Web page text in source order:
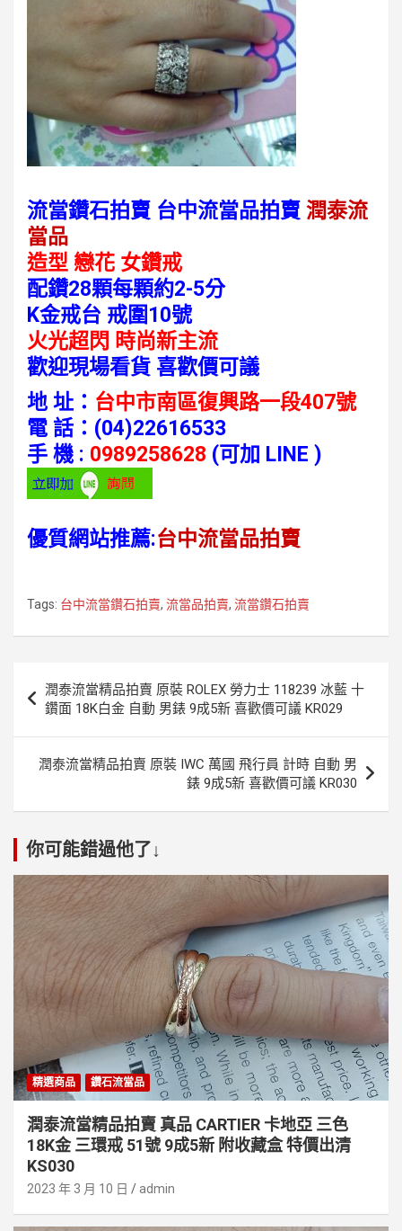
流當鑽石拍賣 台中流當品拍賣 潤泰流
當品
造型 戀花 女鑽戒
配鑽28顆每顆約2-5分
K金戒台 戒圍10號
火光超閃 時尚新主流
歡迎現場看貨 喜歡價可議
地 址： 台中市南區復興路一段407號
電 話： (04)22616533
手 機 : 0989258628 (可加 LINE )
優質網站推薦:台中流當品拍賣
Tags: 台中流當鑽石拍賣, 流當品拍賣, 流當鑽石拍賣
章
導
潤泰流當精品拍賣 原裝 ROLEX 勞力士 118239 冰藍 十
鑽面 18K白金 自動 男錶 9成5新 喜歡價可議 KR029
潤泰流當精品拍賣 原裝 IWC 萬國 飛行員 計時 自動 男
錶 9成5新 喜歡價可議 KR030
你可能錯過他了↓
精選商品 鑽石流當品
潤泰流當精品拍賣 真品 CARTIER 卡地亞 三色
18K金 三環戒 51號 9成5新 附收藏盒 特價出清
KS030
2023 年 3 月 10 日 admin